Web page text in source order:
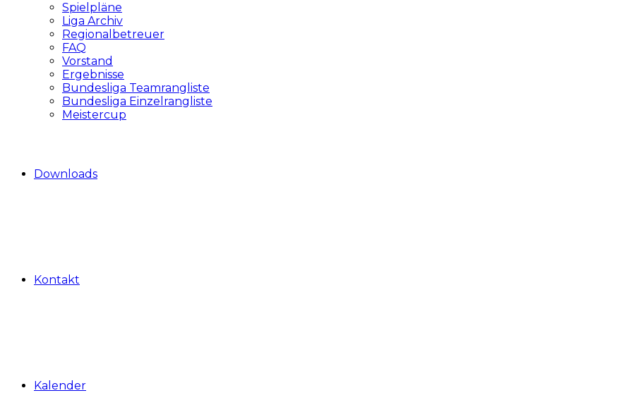
Spielpläne
Liga Archiv
Regionalbetreuer
FAQ
Vorstand
Ergebnisse
Bundesliga Teamrangliste
Bundesliga Einzelrangliste
Meistercup
Downloads
Kontakt
Kalender